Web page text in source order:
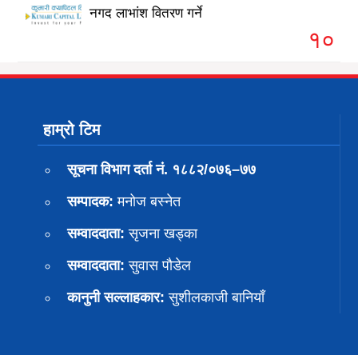
नगद लाभांश वितरण गर्ने
१०
हाम्रो टिम
सूचना विभाग दर्ता नं. १८८२/०७६–७७
सम्पादक: मनोज बस्नेत
सम्वाददाता: सृजना खड्का
सम्वाददाता: सुवास पाैडेल
कानुनी सल्लाहकार: सुशीलकाजी बानियाँ